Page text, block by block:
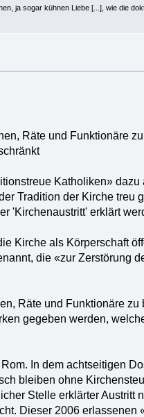
ja sogar kühnen Liebe [...], wie die
Räte und Funktionäre
Katholiken»
Tradition der Kirche treu
'Kirchenaustritt' erklärt
Kirche als Körperschaft
die «zur Zerstörung
Räte und Funktionäre
gegeben werden,
In dem achtseitigen
bleiben ohne
Stelle erklärter Austritt
Dieser 2006 erlassenen